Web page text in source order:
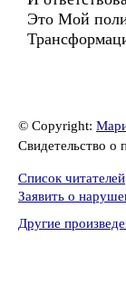
Это Мой
© Copyright:
Свидетельство
Список читателей
Заявить о
Другие